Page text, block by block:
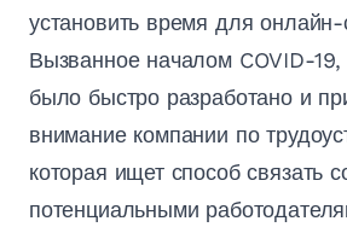
установить время для
Вызванное началом COVID-
было быстро разработано и
внимание компании по
которая ищет способ связать
потенциальными